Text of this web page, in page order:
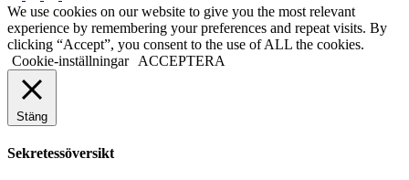
We use cookies on our website to give you the most relevant
experience by remembering your preferences and repeat visits. By
clicking “Accept”, you consent to the use of ALL the cookies.
Cookie-inställningar
ACCEPTERA
Stäng
Sekretessöversikt